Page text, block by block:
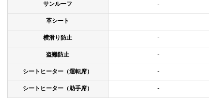
サンルーフ -
革シート -
横滑り防止 -
盗難防止 -
シートヒーター（運転席） -
シートヒーター（助手席） -